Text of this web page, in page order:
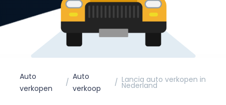
Auto
verkopen
Auto
verkoop
Lancia auto verkopen in
Nederland